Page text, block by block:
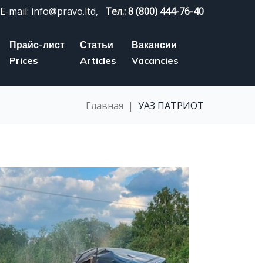
E-mail: info@pravo.ltd, Тел.: 8 (800) 444-76-40
Прайс-лист
Prices
Статьи
Articles
Вакансии
Vacancies
Главная | УАЗ ПАТРИОТ